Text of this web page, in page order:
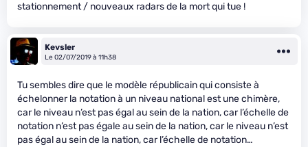
stationnement / nouveaux radars de la mort qui tue !
Kevsler
Le 02/07/2019 à 11h38
Tu sembles dire que le modèle républicain qui consiste à
échelonner la notation à un niveau national est une chimère,
car le niveau n’est pas égal au sein de la nation, car l’échelle de
notation n’est pas égale au sein de la nation, car le niveau n’est
pas égal au sein de la nation, car l’échelle de notation…